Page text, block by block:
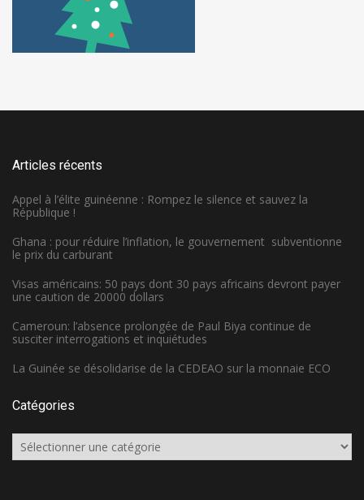
Articles récents
Appel à l’élite guinéenne : Rompez le silence et sauvez la
République !
Ghana : pour réduire l’inflation, le gouvernement subventionne
le prix du carburant
Visas américains: 50 pays dont 30 pays africains devront payer
une caution de 20000 dollars
Cameroun: l’absence prolongée de Paul Biya continue de
susciter interrogations et inquiétudes
La Guinée se désolidarise de la CEDEAO sur la monnaie ECO
Catégories
Catégories